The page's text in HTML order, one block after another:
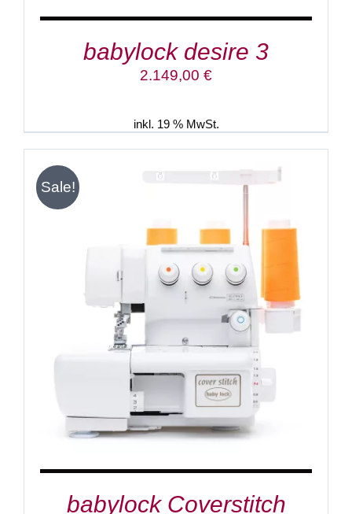
babylock desire 3
2.149,00 €
inkl. 19 % MwSt.
Sale!
IN DEN WARENKORB DETAILS
babylock Coverstitch